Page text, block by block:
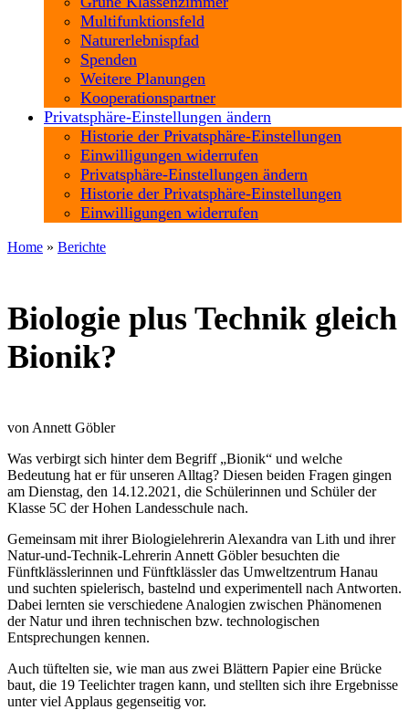
Multifunktionsfeld
Naturerlebnispfad
Spenden
Weitere Planungen
Kooperationspartner
Privatsphäre-Einstellungen ändern
Historie der Privatsphäre-Einstellungen
Einwilligungen widerrufen
Privatsphäre-Einstellungen ändern
Historie der Privatsphäre-Einstellungen
Einwilligungen widerrufen
Home » Berichte
Biologie plus Technik gleich
Bionik?
von Annett Göbler
Was verbirgt sich hinter dem Begriff „Bionik“ und welche
Bedeutung hat er für unseren Alltag? Diesen beiden Fragen gingen
am Dienstag, den 14.12.2021, die Schülerinnen und Schüler der
Klasse 5C der Hohen Landesschule nach.
Gemeinsam mit ihrer Biologielehrerin Alexandra van Lith und ihrer
Natur-und-Technik-Lehrerin Annett Göbler besuchten die
Fünftklässlerinnen und Fünftklässler das Umweltzentrum Hanau
und suchten spielerisch, bastelnd und experimentell nach Antworten.
Dabei lernten sie verschiedene Analogien zwischen Phänomenen
der Natur und ihren technischen bzw. technologischen
Entsprechungen kennen.
Auch tüftelten sie, wie man aus zwei Blättern Papier eine Brücke
baut, die 19 Teelichter tragen kann, und stellten sich ihre Ergebnisse
unter viel Applaus gegenseitig vor.